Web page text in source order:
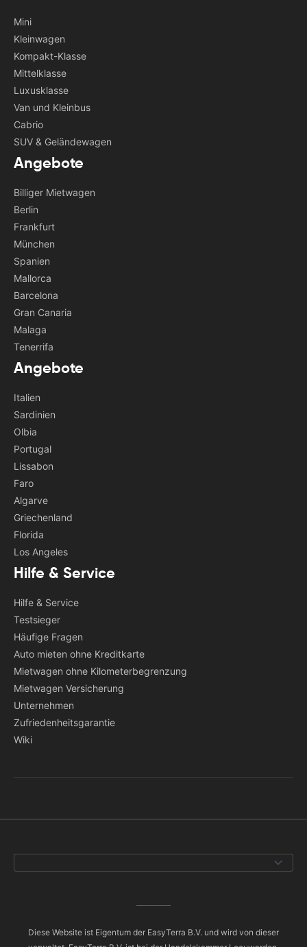
Mini
Kleinwagen
Kompakt-Klasse
Mittelklasse
Luxusklasse
Van und Kleinbus
Cabrio
SUV & Geländewagen
Angebote
Billiger Mietwagen
Berlin
Frankfurt
München
Spanien
Mallorca
Barcelona
Gran Canaria
Malaga
Tenerrifa
Angebote
Italien
Sardinien
Olbia
Portugal
Lissabon
Faro
Algarve
Griechenland
Florida
Los Angeles
Hilfe & Service
Hilfe & Service
Testsieger
Häufige Fragen
Auto mieten ohne Kreditkarte
Mietwagen ohne Kilometerbegrenzung
Mietwagen Versicherung
Unternehmen
Zufriedenheitsgarantie
Wiki
Diese Website ist Eigentum der EasyTerra B.V. und wird von dieser